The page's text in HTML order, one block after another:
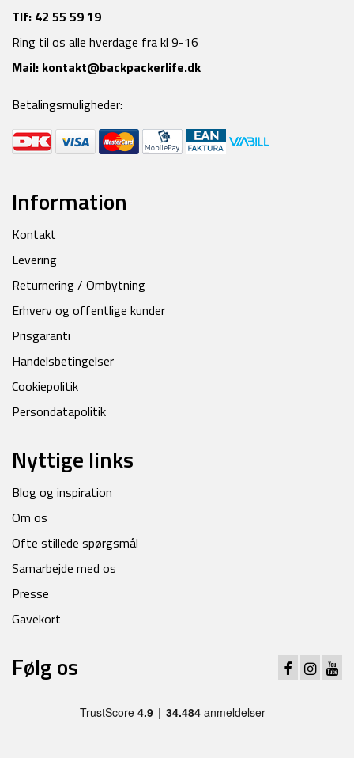
Tlf: 42 55 59 19
Ring til os alle hverdage fra kl 9-16
Mail: kontakt@backpackerlife.dk
Betalingsmuligheder:
Information
Kontakt
Levering
Returnering / Ombytning
Erhverv og offentlige kunder
Prisgaranti
Handelsbetingelser
Cookiepolitik
Persondatapolitik
Nyttige links
Blog og inspiration
Om os
Ofte stillede spørgsmål
Samarbejde med os
Presse
Gavekort
Følg os